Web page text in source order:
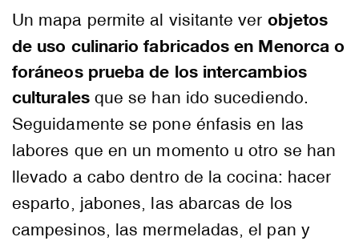
Un mapa permite al visitante ver objetos
de uso culinario fabricados en Menorca o
foráneos prueba de los intercambios
culturalesque se han ido sucediendo.
Seguidamente se pone énfasis en las
labores que en un momento u otro se han
llevado a cabo dentro de la cocina: hacer
esparto, jabones, las abarcas de los
campesinos, las mermeladas, el pan y